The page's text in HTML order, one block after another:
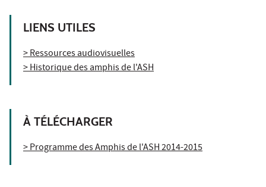
LIENS UTILES
> Ressources audiovisuelles
> Historique des amphis de l'ASH
À TÉLÉCHARGER
> Programme des Amphis de l'ASH 2014-2015